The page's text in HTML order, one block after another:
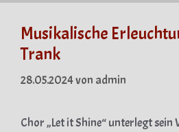
Musikalische
Trank
28.05.2024von admin
Chor „Let it Shine“ unterlegt